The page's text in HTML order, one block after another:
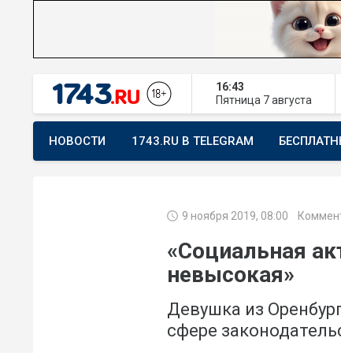
16:43
Пятница 7 августа
НОВОСТИ 1743.RU В TELEGRAM
9 ноября 2019, 08:00
«Социальная
невысокая»
Девушка из
сфере